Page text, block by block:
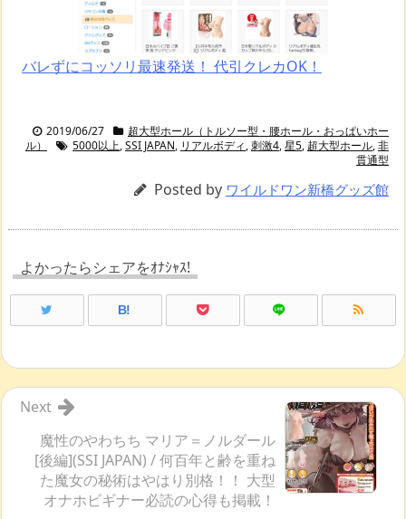
バレずにコッソリ最速発送！ 代引クレカOK！
2019/06/27
超大型ホール（トルソー型・腰ホール・おっぱいホー
ル）
5000以上,SSI JAPAN, リアルボディ,刺激4,星5, 超大型ホール,非
貫通型
Posted by ワイルドワン新橋グッズ館
よかったらシェアをｵﾅｼｬｽ!
B!
魔性のやわちち マリア＝ノルダール
[後編](SSI JAPAN) / 何百年と齢を重ね
た魔女の秘術はやはり別格！！ 大型
オナホビギナー必読の心得も掲載！
Next